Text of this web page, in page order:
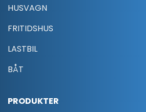
HUSVAGN
FRITIDSHUS
LASTBIL
BÅT
PRODUKTER